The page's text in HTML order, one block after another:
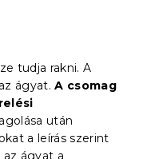
tudja rakni. A
ágyat.A csomag
után
a leírás szerint
az ágyat a